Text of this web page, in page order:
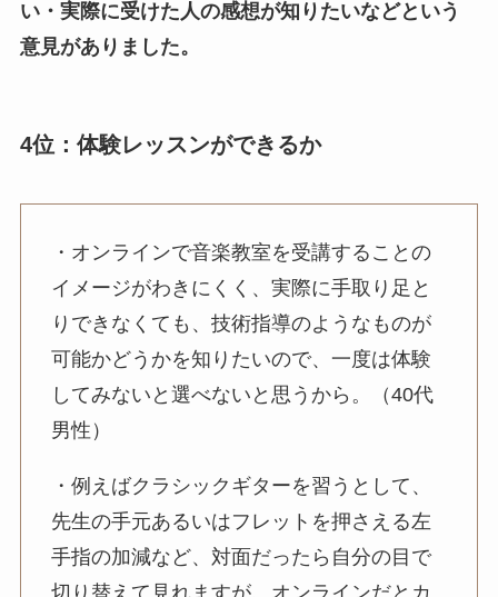
い・実際に受けた人の感想が知りたいなどという
意見がありました。
4位：体験レッスンができるか
・オンラインで音楽教室を受講することの
イメージがわきにくく、実際に手取り足と
りできなくても、技術指導のようなものが
可能かどうかを知りたいので、一度は体験
してみないと選べないと思うから。（40代
男性）
・例えばクラシックギターを習うとして、
先生の手元あるいはフレットを押さえる左
手指の加減など、対面だったら自分の目で